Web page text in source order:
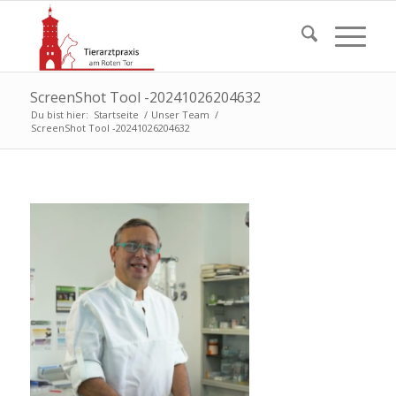
ScreenShot Tool -20241026204632
Du bist hier: Startseite / Unser Team /
ScreenShot Tool -20241026204632